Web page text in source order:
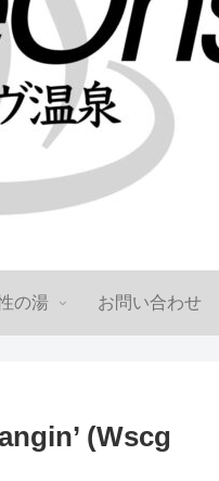
の湯 お問い合わせ
(Wscg